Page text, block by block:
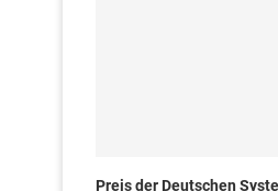
Preis der Deutschen